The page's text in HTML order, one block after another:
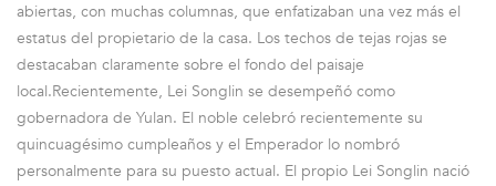
abiertas, con muchas columnas, que enfatizaban una vez más el
estatus del propietario de la casa. Los techos de tejas rojas se
destacaban claramente sobre el fondo del paisaje
local.Recientemente, Lei Songlin se desempeñó como
gobernadora de Yulan. El noble celebró recientemente su
quincuagésimo cumpleaños y el Emperador lo nombró
personalmente para su puesto actual. El propio Lei Songlin nació